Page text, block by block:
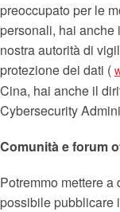
preoccupato per le
personali, hai anche
nostra autorità di
protezione dei dati (
Cina, hai anche il
Cybersecurity
Comunità e forum
Potremmo mettere
possibile pubblicare